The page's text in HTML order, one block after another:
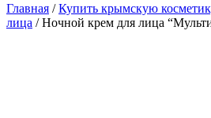
Главная /Купить крымскую
лица / Ночной крем для лица